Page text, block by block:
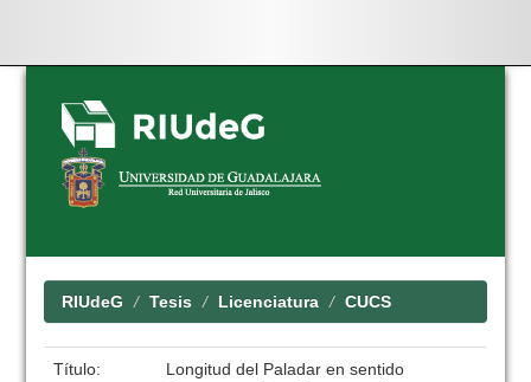
Skip
navigation
RIUdeG Tesis Licenciatura CUCS
Título:
Longitud del Paladar en sentido